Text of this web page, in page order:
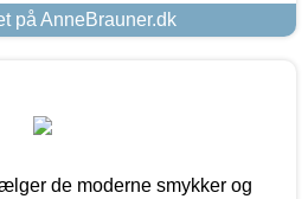
på AnneBrauner.dk
de moderne smykker og